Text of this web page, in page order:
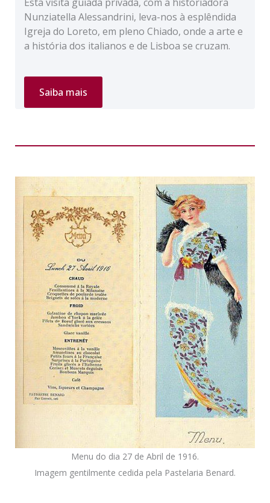
Nunziatella Alessandrini, leva-nos à esplêndida
Igreja do Loreto, em pleno Chiado, onde a arte e
a história dos italianos e de Lisboa se cruzam.
Tour
Privado
“Igreja
Lisboa
Saiba mais
Menu do dia 27 de Abril de 1916.
Imagem gentilmente cedida pela Pastelaria Benard.